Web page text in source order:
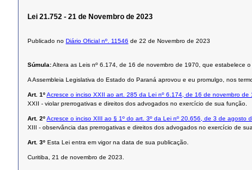
Lei 21.752 - 21 de Novembro de 2023
Publicado no Diário Oficial nº. 11546 de 22 de Novembro de 2023
Súmula:Altera as Leis nº 6.174, de 16 de novembro de 1970, que estabelece
A Assembleia Legislativa do Estado do Paraná aprovou e eu promulgo, nos
Art. 1ºAcresce o inciso XXII ao art. 285 da Lei nº 6.174, de 16 de novembro de
XXII - violar prerrogativas e direitos dos advogados no exercício de sua função.
Art. 2ºAcresce o inciso XIII ao § 1º do art. 3º da Lei nº 20.656, de 3 de agosto
XIII - observância das prerrogativas e direitos dos advogados no exercício de
Art. 3º Esta Lei entra em vigor na data de sua publicação.
Curitiba, 21 de novembro de 2023.